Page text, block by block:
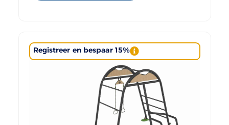
Registreer en bespaar 15%